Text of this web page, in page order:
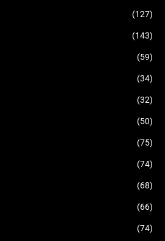
(127)
(143)
(59)
(34)
(32)
(50)
(75)
(74)
(68)
(66)
(74)